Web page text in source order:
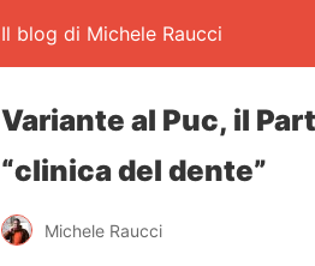
Il blog di Michele Raucci
Variante al Puc, il
“clinica del dente”
Michele Raucci